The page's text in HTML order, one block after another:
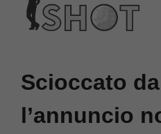
contenuto
Scioccato
l’annuncio